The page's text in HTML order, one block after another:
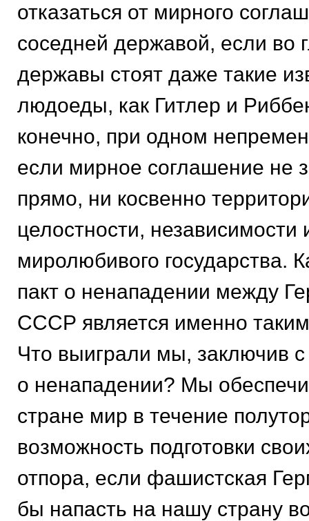
отказаться от мирного
соседней державой, если во
державы стоят даже такие
людоеды, как Гитлер и
конечно, при одном
если мирное соглашение не
прямо, ни косвенно
целостности, независимости
миролюбивого государства.
пакт о ненападении между
СССР является именно
Что выиграли мы, заключив
о ненападении? Мы
стране мир в течение
возможность подготовки
отпора, если фашистская
бы напасть на нашу страну